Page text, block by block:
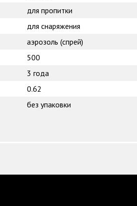
для пропитки
для снаряжения
аэрозоль (спрей)
500
3 года
0.62
без упаковки